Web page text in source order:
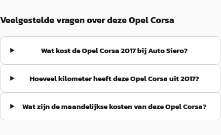
Veelgestelde vragen over deze Opel Corsa
Wat kost de Opel Corsa 2017 bij Auto Siero?
Hoeveel kilometer heeft deze Opel Corsa uit 2017?
Wat zijn de maandelijkse kosten van deze Opel Corsa?